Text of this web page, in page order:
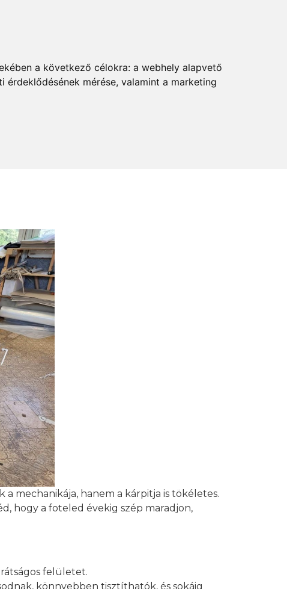
a következő célokra: a webhely alapvető
érdeklődésének mérése, valamint a marketing
mechanikája, hanem a kárpitja is tökéletes.
hogy a foteled évekig szép maradjon,
felületet.
könnyebben tisztíthatók, és sokáig